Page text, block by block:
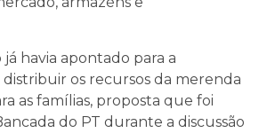
já havia apontado para a
distribuir os recursos da merenda
as famílias, proposta que foi
do PT durante a discussão